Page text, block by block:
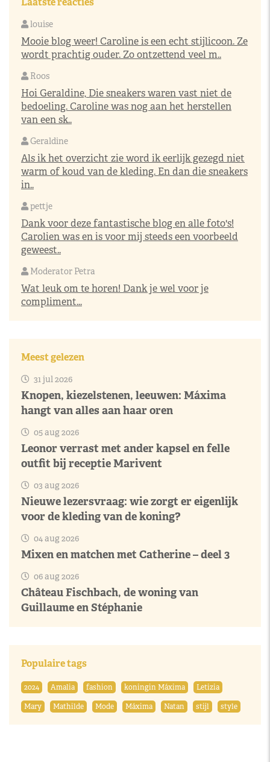
louise
Mooie blog weer! Caroline is een echt stijlicoon. Ze
wordt prachtig ouder. Zo ontzettend veel m..
Roos
Hoi Geraldine, Die sneakers waren vast niet de
bedoeling. Caroline was nog aan het herstellen
van een sk..
Geraldine
Als ik het overzicht zie word ik eerlijk gezegd niet
warm of koud van de kleding. En dan die sneakers
in..
pettje
Dank voor deze fantastische blog en alle foto's!
Carolien was en is voor mij steeds een voorbeeld
geweest..
Moderator Petra
Wat leuk om te horen! Dank je wel voor je
compliment...
Meest gelezen
31 jul 2026
Knopen, kiezelstenen, leeuwen: Máxima
hangt van alles aan haar oren
05 aug 2026
Leonor verrast met ander kapsel en felle
outfit bij receptie Marivent
03 aug 2026
Nieuwe lezersvraag: wie zorgt er eigenlijk
voor de kleding van de koning?
04 aug 2026
Mixen en matchen met Catherine – deel 3
06 aug 2026
Château Fischbach, de woning van
Guillaume en Stéphanie
Populaire tags
2024 Amalia fashion koningin Máxima
Letizia
Mary
Mathilde Mode Máxima Natan stijl style